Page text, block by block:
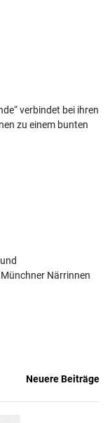
verbindet bei ihren
zu einem bunten
Närrinnen
Neuere Beiträge